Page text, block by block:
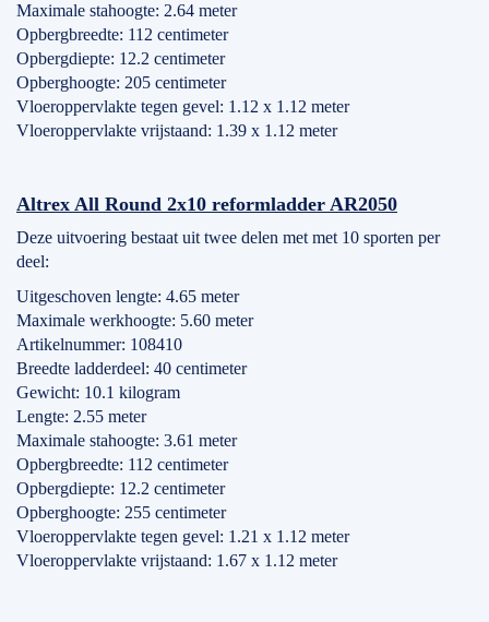
Maximale stahoogte: 2.64 meter
Opbergbreedte: 112 centimeter
Opbergdiepte: 12.2 centimeter
Opberghoogte: 205 centimeter
Vloeroppervlakte tegen gevel: 1.12 x 1.12 meter
Vloeroppervlakte vrijstaand: 1.39 x 1.12 meter
Altrex All Round 2x10 reformladder AR2050
Deze uitvoering bestaat uit twee delen met met 10 sporten per
deel:
Uitgeschoven lengte: 4.65 meter
Maximale werkhoogte: 5.60 meter
Artikelnummer: 108410
Breedte ladderdeel: 40 centimeter
Gewicht: 10.1 kilogram
Lengte: 2.55 meter
Maximale stahoogte: 3.61 meter
Opbergbreedte: 112 centimeter
Opbergdiepte: 12.2 centimeter
Opberghoogte: 255 centimeter
Vloeroppervlakte tegen gevel: 1.21 x 1.12 meter
Vloeroppervlakte vrijstaand: 1.67 x 1.12 meter